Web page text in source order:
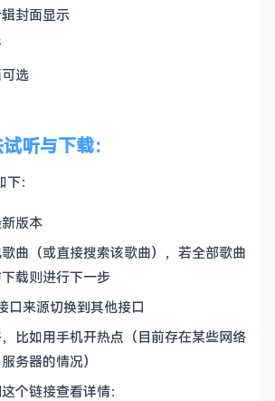
封面显示
选
听与下载：
：
版本
曲（或直接搜索该歌曲），若全部歌曲
载则进行下一步
口来源切换到其他接口
比如用手机开热点（目前存在某些网络
务器的情况）
个链接查看详情：